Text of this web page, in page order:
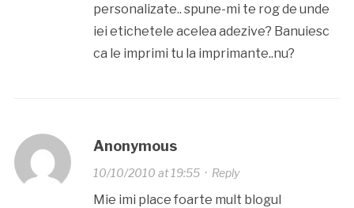
personalizate.. spune-mi te rog de unde
iei etichetele acelea adezive? Banuiesc
ca le imprimi tu la imprimante..nu?
Anonymous
10/10/2010 at 19:55· Reply
Mie imi place foarte mult blogul